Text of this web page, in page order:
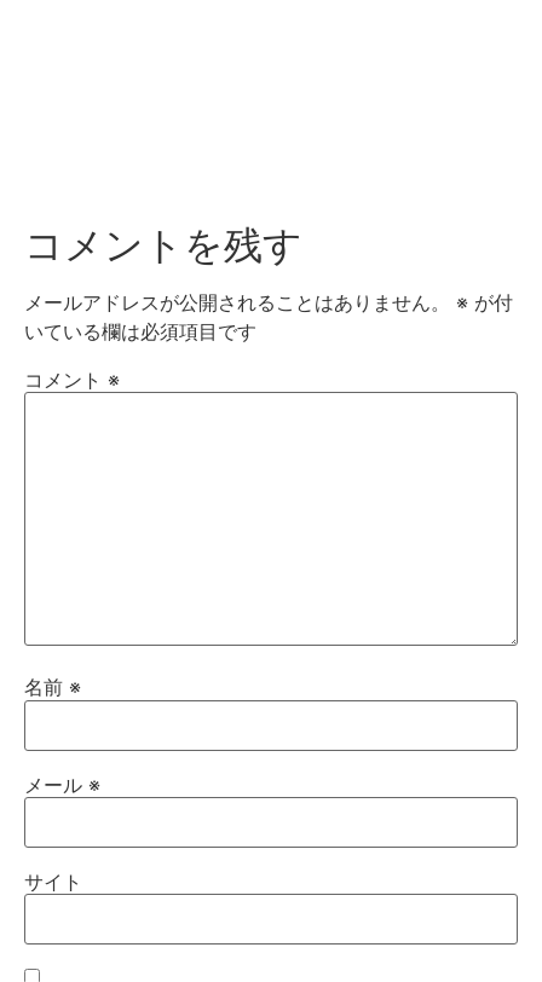
コメントを残す
メールアドレスが公開されることはありません。 ※ が付
いている欄は必須項目です
コメント ※
名前 ※
メール ※
サイト